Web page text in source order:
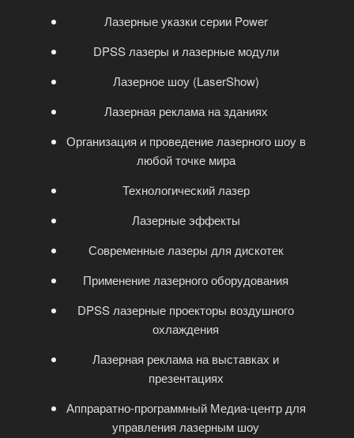
Лазерные указки серии Power
DPSS лазеры и лазерные модули
Лазерное шоу (LaserShow)
Лазерная реклама на зданиях
Организация и проведение лазерного шоу в
любой точке мира
Технологический лазер
Лазерные эффекты
Современные лазеры для дискотек
Применение лазерного оборудования
DPSS лазерные проекторы воздушного
охлаждения
Лазерная реклама на выставках и
презентациях
Аппраратно-программный Медиа-центр для
управления лазерным шоу